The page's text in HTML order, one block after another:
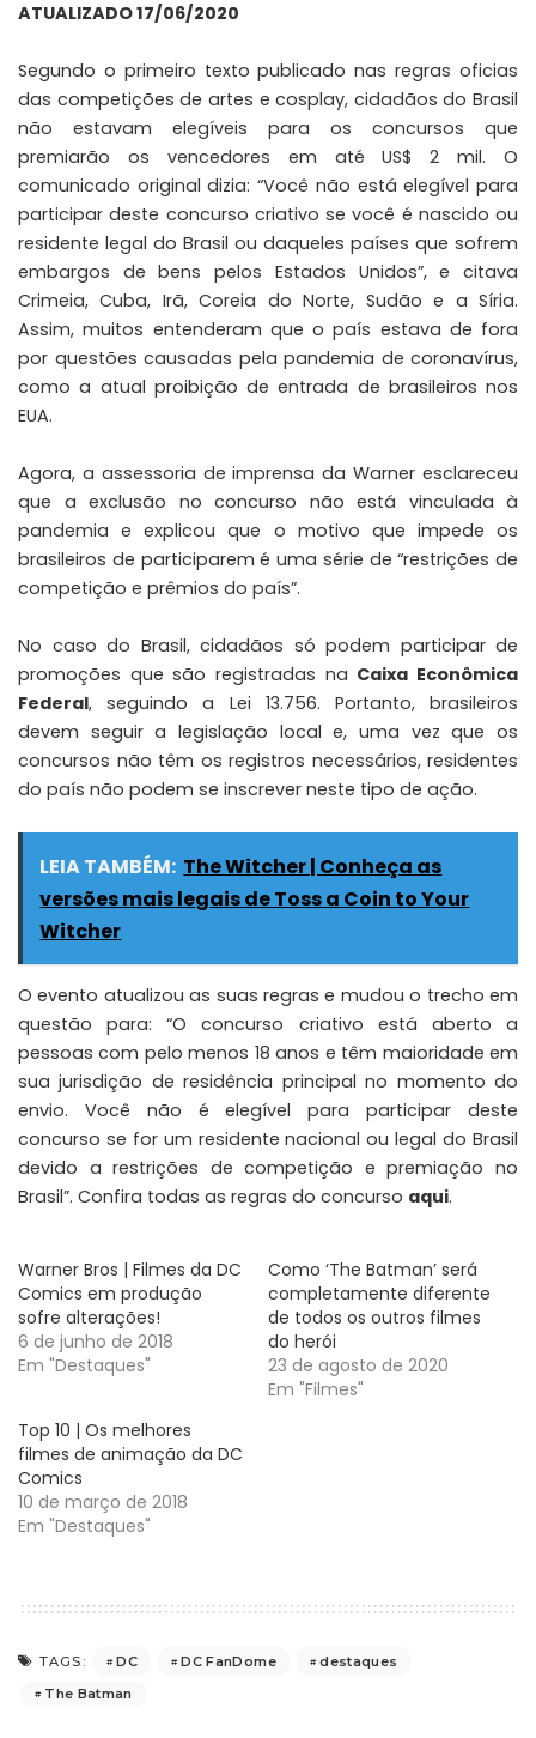
ATUALIZADO 17/06/2020
Segundo o primeiro texto publicado nas regras oficias
das competições de artes e cosplay, cidadãos do Brasil
não estavam elegíveis para os concursos que
premiarão os vencedores em até US$ 2 mil. O
comunicado original dizia: “Você não está elegível para
participar deste concurso criativo se você é nascido ou
residente legal do Brasil ou daqueles países que sofrem
embargos de bens pelos Estados Unidos”, e citava
Crimeia, Cuba, Irã, Coreia do Norte, Sudão e a Síria.
Assim, muitos entenderam que o país estava de fora
por questões causadas pela pandemia de coronavírus,
como a atual proibição de entrada de brasileiros nos
EUA.
Agora, a assessoria de imprensa da Warner esclareceu
que a exclusão no concurso não está vinculada à
pandemia e explicou que o motivo que impede os
brasileiros de participarem é uma série de “restrições de
competição e prêmios do país”.
No caso do Brasil, cidadãos só podem participar de
promoções que são registradas na Caixa Econômica
Federal, seguindo a Lei 13.756. Portanto, brasileiros
devem seguir a legislação local e, uma vez que os
concursos não têm os registros necessários, residentes
do país não podem se inscrever neste tipo de ação.
LEIA TAMBÉM: The Witcher | Conheça as
versões mais legais de Toss a Coin to Your
Witcher
O evento atualizou as suas regras e mudou o trecho em
questão para: “O concurso criativo está aberto a
pessoas com pelo menos 18 anos e têm maioridade em
sua jurisdição de residência principal no momento do
envio. Você não é elegível para participar deste
concurso se for um residente nacional ou legal do Brasil
devido a restrições de competição e premiação no
Brasil”. Confira todas as regras do concurso aqui.
Warner Bros | Filmes da DC
Comics em produção
sofre alterações!
6 de junho de 2018
Em "Destaques"
Como ‘The Batman’ será
completamente diferente
de todos os outros filmes
do herói
23 de agosto de 2020
Em "Filmes"
Top 10 | Os melhores
filmes de animação da DC
Comics
10 de março de 2018
Em "Destaques"
TAGS: DC DC FanDome
destaques
The Batman